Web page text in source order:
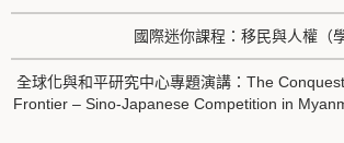
國際迷你課程：移民與人權（
全球化與和平研究中心專題演講：The
Frontier – Sino-Japanese Competition in